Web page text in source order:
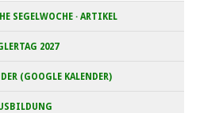
SEGELWOCHE · ARTIKEL
2027
(GOOGLE KALENDER)